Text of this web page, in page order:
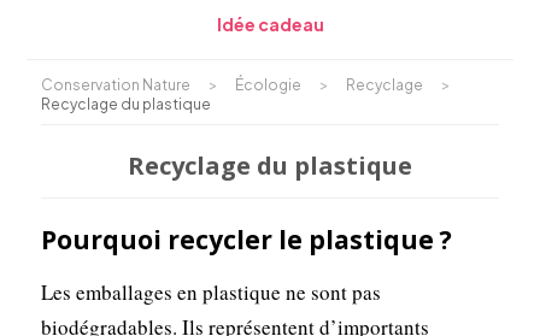
Idée cadeau
Conservation Nature > Écologie > Recyclage
>
Recyclage du plastique
Recyclage du plastique
Pourquoi recycler le plastique ?
Les emballages en plastique ne sont pas
biodégradables. Ils représentent d’importants